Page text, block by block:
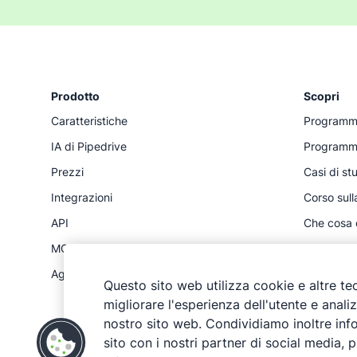
Prodotto
Caratteristiche
IA di Pipedrive
Prezzi
Integrazioni
API
MCP
Aggiornamenti dei prodotti
Scopri
Casi di
Corso
Che cosa
Questo sito web utilizza cookie e altre
migliorare l'esperienza dell'utente e
nostro sito web. Condividiamo inoltre
sito con i nostri partner di social media,